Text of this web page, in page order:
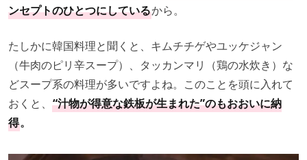
ンセプトのひとつにしているから。
たしかに韓国料理と聞くと、キムチチゲやユッケジャン
（牛肉のピリ辛スープ）、タッカンマリ（鶏の水炊き）な
どスープ系の料理が多いですよね。このことを頭に入れて
おくと、 “汁物が得意な鉄板が生まれた”のもおおいに納
得。